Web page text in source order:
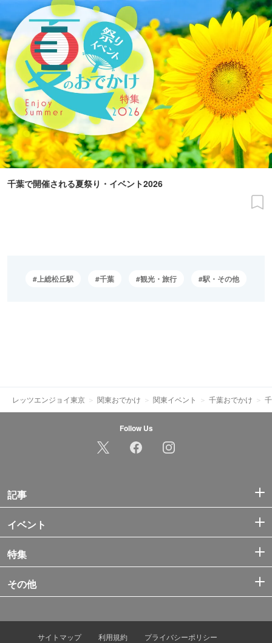
千葉で開催される夏祭り・イベント2026
上総松丘駅 千葉 観光・旅行 駅・その他
レッツエンジョイ東京 関東おでかけ 関東イベント 千葉おでかけ
Follow Us
記事
イベント
特集
その他
サイトマップ 利用規約 プライバシーポリシー